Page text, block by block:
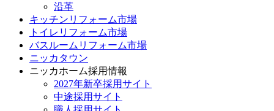
沿革
キッチンリフォーム市場
トイレリフォーム市場
バスルームリフォーム市場
ニッカタウン
ニッカホーム採用情報
2027年新卒採用サイト
中途採用サイト